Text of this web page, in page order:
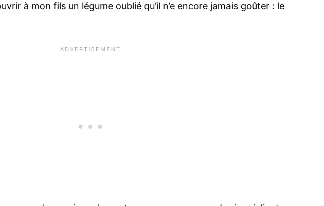
à mon fils un légume oublié qu’il n’e encore jamais goûter : le